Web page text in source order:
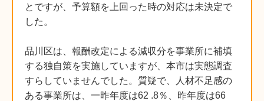
とですが、予算額を上回った時の対応は未決定で
した。
品川区は、報酬改定による減収分を事業所に補填
する独自策を実施していますが、本市は実態調査
すらしていませんでした。質疑で、人材不足感の
ある事業所は、一昨年度は62 .8％、昨年度は66